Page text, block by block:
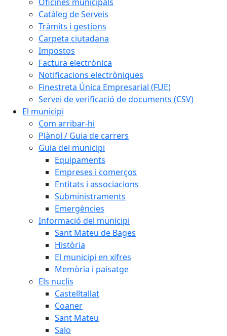
Catàleg de Serveis
Tràmits i gestions
Carpeta ciutadana
Impostos
Factura electrònica
Notificacions electròniques
Finestreta Única Empresarial (FUE)
Servei de verificació de documents (CSV)
El municipi
Com arribar-hi
Plànol / Guia de carrers
Guia del municipi
Equipaments
Empreses i comerços
Entitats i associacions
Subministraments
Emergències
Informació del municipi
Sant Mateu de Bages
Història
El municipi en xifres
Memòria i paisatge
Els nuclis
Castelltallat
Coaner
Sant Mateu
Salo